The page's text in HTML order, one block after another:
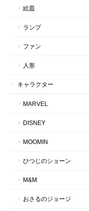
絵皿
ランプ
ファン
人形
キャラクター
MARVEL
DISNEY
MOOMIN
ひつじのショーン
M&M
おさるのジョージ